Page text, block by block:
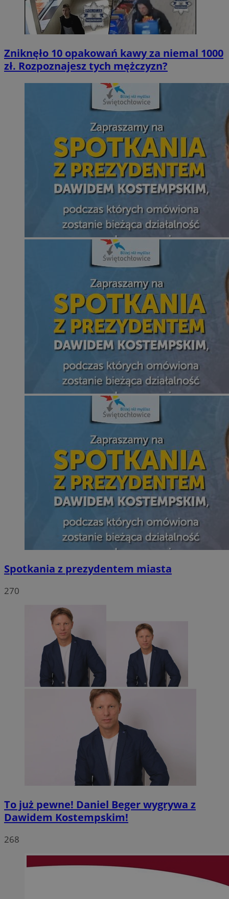
Zniknęło 10 opakowań kawy za niemal 1000
zł. Rozpoznajesz tych mężczyzn?
Spotkania z prezydentem miasta
270
To już pewne! Daniel Beger wygrywa z
Dawidem Kostempskim!
268